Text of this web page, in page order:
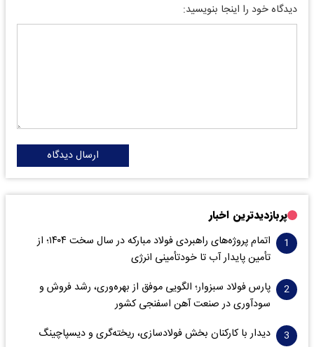
دیدگاه خود را اینجا بنویسید:
ارسال دیدگاه
پربازدیدترین اخبار
اتمام پروژه‌های راهبردی فولاد مبارکه در سال سخت ۱۴۰۴؛ از
تأمین پایدار آب تا خودتأمینی انرژی
پارس فولاد سبزوار؛ الگویی موفق از بهره‌وری، رشد فروش و
سود‌آوری در صنعت آهن اسفنجی کشور
دیدار با کارکنان بخش فولادسازی، ریخته‌گری و دیسپاچینگ